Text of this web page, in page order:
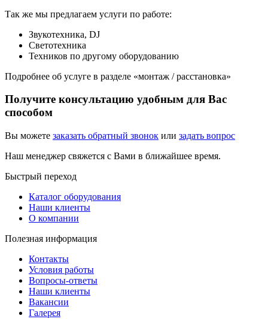
Так же мы предлагаем услуги по работе:
Звукотехника, DJ
Светотехника
Техников по другому оборудованию
Подробнее об услуге в разделе «монтаж / расстановка»
Получите консультацию удобным для Вас
способом
Вы можете заказать обратный звонок или задать вопрос
Наш менеджер свяжется с Вами в ближайшее время.
Быстрый переход
Каталог оборудования
Наши клиенты
О компании
Полезная информация
Контакты
Условия работы
Вопросы-ответы
Наши клиенты
Вакансии
Галерея